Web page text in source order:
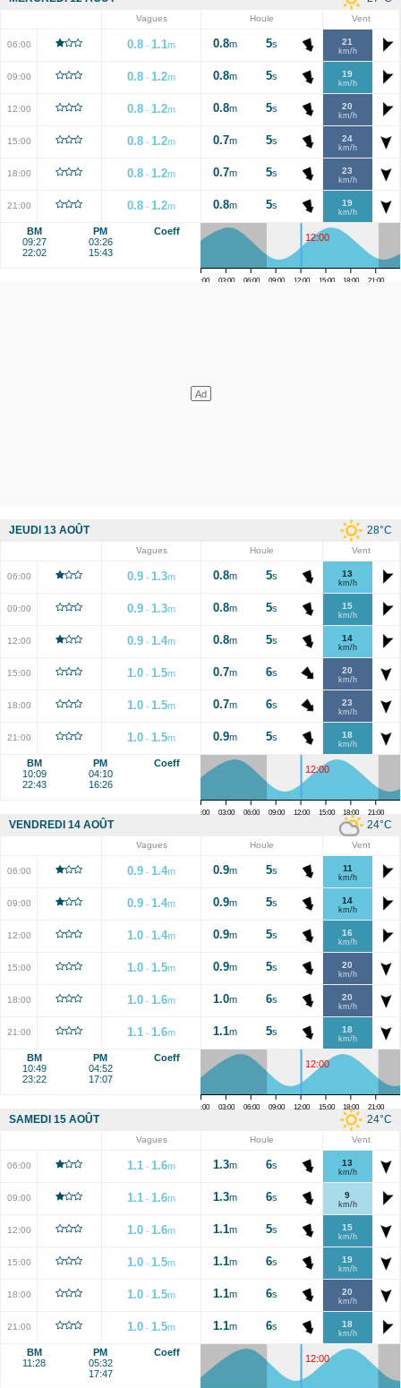
Vagues Houle Vent
06:00 0.8 - 1.1m 0.8m 5s 21
km/h
09:00 0.8 - 1.2m 0.8m 5s 19
km/h
12:00 0.8 - 1.2m 0.8m 5s 20
km/h
15:00 0.8 - 1.2m 0.7m 5s 24
km/h
18:00 0.8 - 1.2m 0.7m 5s 23
km/h
21:00 0.8 - 1.2m 0.8m 5s 19
km/h
BM
09:27
22:02
PM
03:26
15:43
Coeff
12:00
00:00 03:00 06:00 09:00 12:00 15:00 18:00 21:00
28°C
JEUDI 13 AOÛT
Vagues Houle Vent
06:00 0.9 - 1.3m 0.8m 5s 13
km/h
09:00 0.9 - 1.3m 0.8m 5s 15
km/h
12:00 0.9 - 1.4m 0.8m 5s 14
km/h
15:00 1.0 - 1.5m 0.7m 6s 20
km/h
18:00 1.0 - 1.5m 0.7m 6s 23
km/h
21:00 1.0 - 1.5m 0.9m 5s 18
km/h
BM
10:09
22:43
PM
04:10
16:26
Coeff
12:00
00:00 03:00 06:00 09:00 12:00 15:00 18:00 21:00
24°C
VENDREDI 14 AOÛT
Vagues Houle Vent
06:00 0.9 - 1.4m 0.9m 5s 11
km/h
09:00 0.9 - 1.4m 0.9m 5s 14
km/h
12:00 1.0 - 1.4m 0.9m 5s 16
km/h
15:00 1.0 - 1.5m 0.9m 5s 20
km/h
18:00 1.0 - 1.6m 1.0m 6s 20
km/h
21:00 1.1 - 1.6m 1.1m 5s 18
km/h
BM
10:49
23:22
PM
04:52
17:07
Coeff
12:00
00:00 03:00 06:00 09:00 12:00 15:00 18:00 21:00
24°C
SAMEDI 15 AOÛT
Vagues Houle Vent
06:00 1.1 - 1.6m 1.3m 6s 13
km/h
09:00 1.1 - 1.6m 1.3m 6s 9
km/h
12:00 1.0 - 1.6m 1.1m 5s 15
km/h
15:00 1.0 - 1.5m 1.1m 6s 19
km/h
18:00 1.0 - 1.5m 1.1m 6s 20
km/h
21:00 1.0 - 1.5m 1.1m 6s 18
km/h
BM
11:28
PM
05:32
17:47
Coeff
12:00